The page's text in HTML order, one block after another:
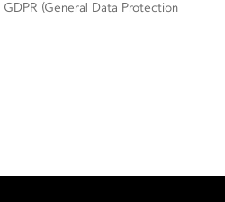
(General Data Protection